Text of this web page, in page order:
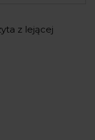
z lejącej